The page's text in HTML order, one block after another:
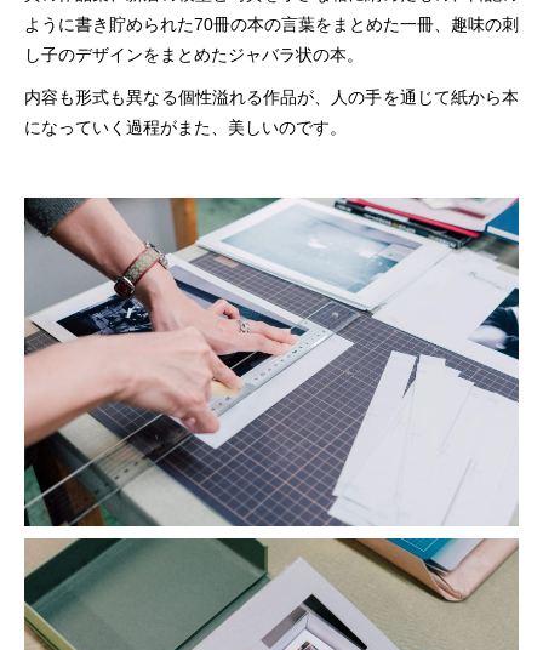
ように書き貯められた70冊の本の言葉をまとめた一冊、趣味の刺
し子のデザインをまとめたジャバラ状の本。
内容も形式も異なる個性溢れる作品が、人の手を通じて紙から本
になっていく過程がまた、美しいのです。